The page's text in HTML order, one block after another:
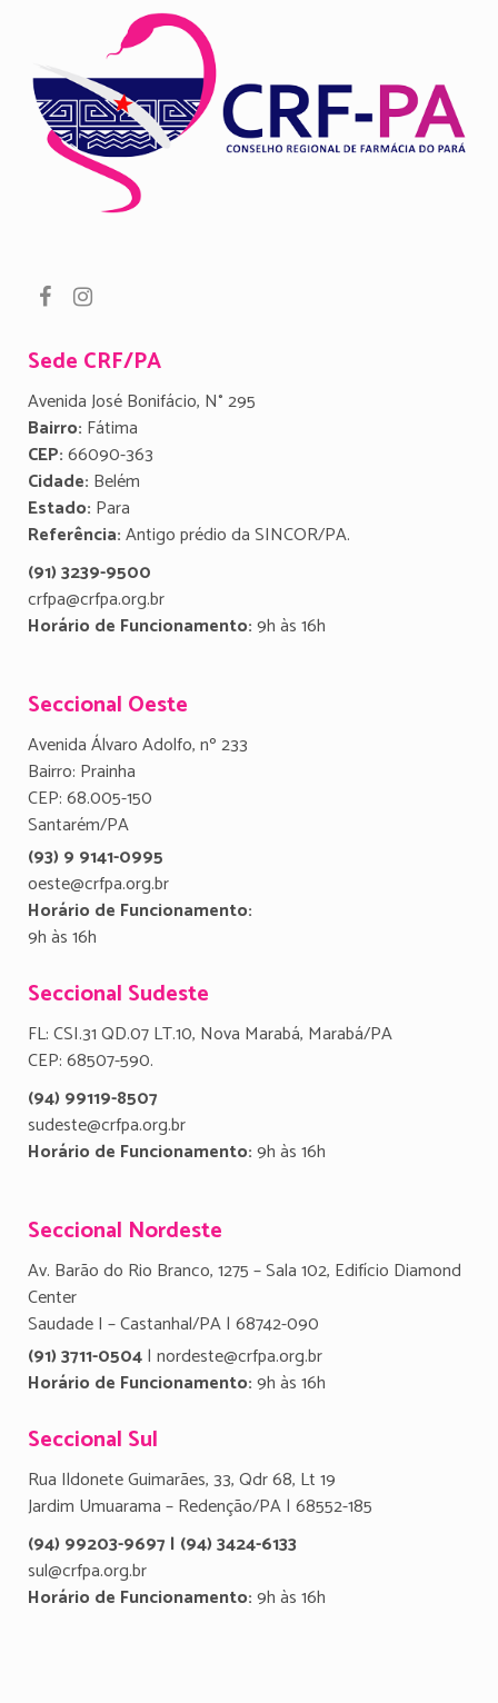
Sede CRF/PA
Avenida José Bonifácio, N° 295
Bairro: Fátima
CEP:66090-363
Cidade: Belém
Estado: Para
Referência:Antigo prédio da SINCOR/PA.
(91) 3239-9500
crfpa@crfpa.org.br
Horário de Funcionamento:9h às 16h
Seccional Oeste
Avenida Álvaro Adolfo, nº 233
Bairro: Prainha
CEP: 68.005-150
Santarém/PA
(93) 9 9141-0995
oeste@crfpa.org.br
Horário de Funcionamento:
9h às 16h
Seccional Sudeste
FL: CSI.31 QD.07 LT.10, Nova Marabá, Marabá/PA
CEP: 68507-590.
(94) 99119-8507
sudeste@crfpa.org.br
Horário de Funcionamento:9h às 16h
Seccional Nordeste
Av. Barão do Rio Branco, 1275 – Sala 102, Edifício Diamond
Center
Saudade I – Castanhal/PA | 68742-090
(91) 3711-0504| nordeste@crfpa.org.br
Horário de Funcionamento:9h às 16h
Seccional Sul
Rua Ildonete Guimarães, 33, Qdr 68, Lt 19
Jardim Umuarama – Redenção/PA | 68552-185
(94) 99203-9697 | (94) 3424-6133
sul@crfpa.org.br
Horário de Funcionamento:9h às 16h